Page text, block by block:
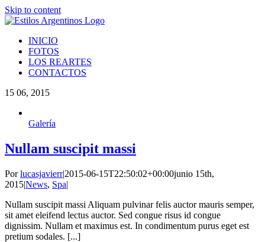
Skip to content
INICIO
FOTOS
LOS REARTES
CONTACTOS
15 06, 2015
Galería
Nullam suscipit massi
Porlucasjavierr|2015-06-15T22:50:02+00:00junio 15th,
2015|News, Spa|
Nullam suscipit massi Aliquam pulvinar felis auctor mauris semper,
sit amet eleifend lectus auctor. Sed congue risus id congue
dignissim. Nullam et maximus est. In condimentum purus eget est
pretium sodales. [...]